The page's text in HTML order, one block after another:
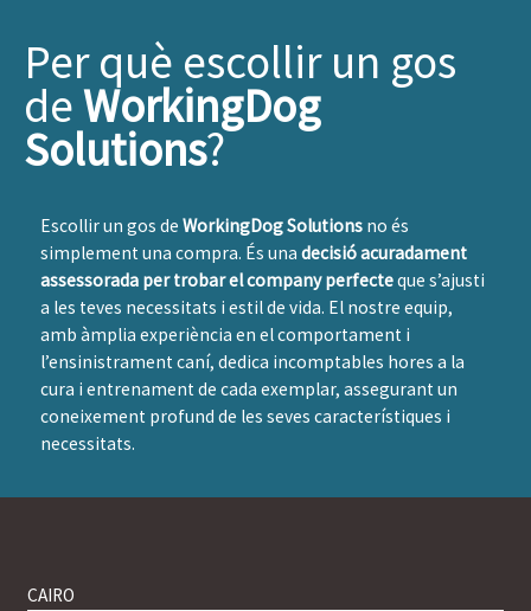
Per què escollir un gos
deWorkingDog
Solutions?
Escollir un gos de WorkingDog Solutions no és
simplement una compra. És una decisió acuradament
assessorada per trobar el company perfecteque s’ajusti
a les teves necessitats i estil de vida. El nostre equip,
amb àmplia experiència en el comportament i
l’ensinistrament caní, dedica incomptables hores a la
cura i entrenament de cada exemplar, assegurant un
coneixement profund de les seves característiques i
necessitats.
CAIRO